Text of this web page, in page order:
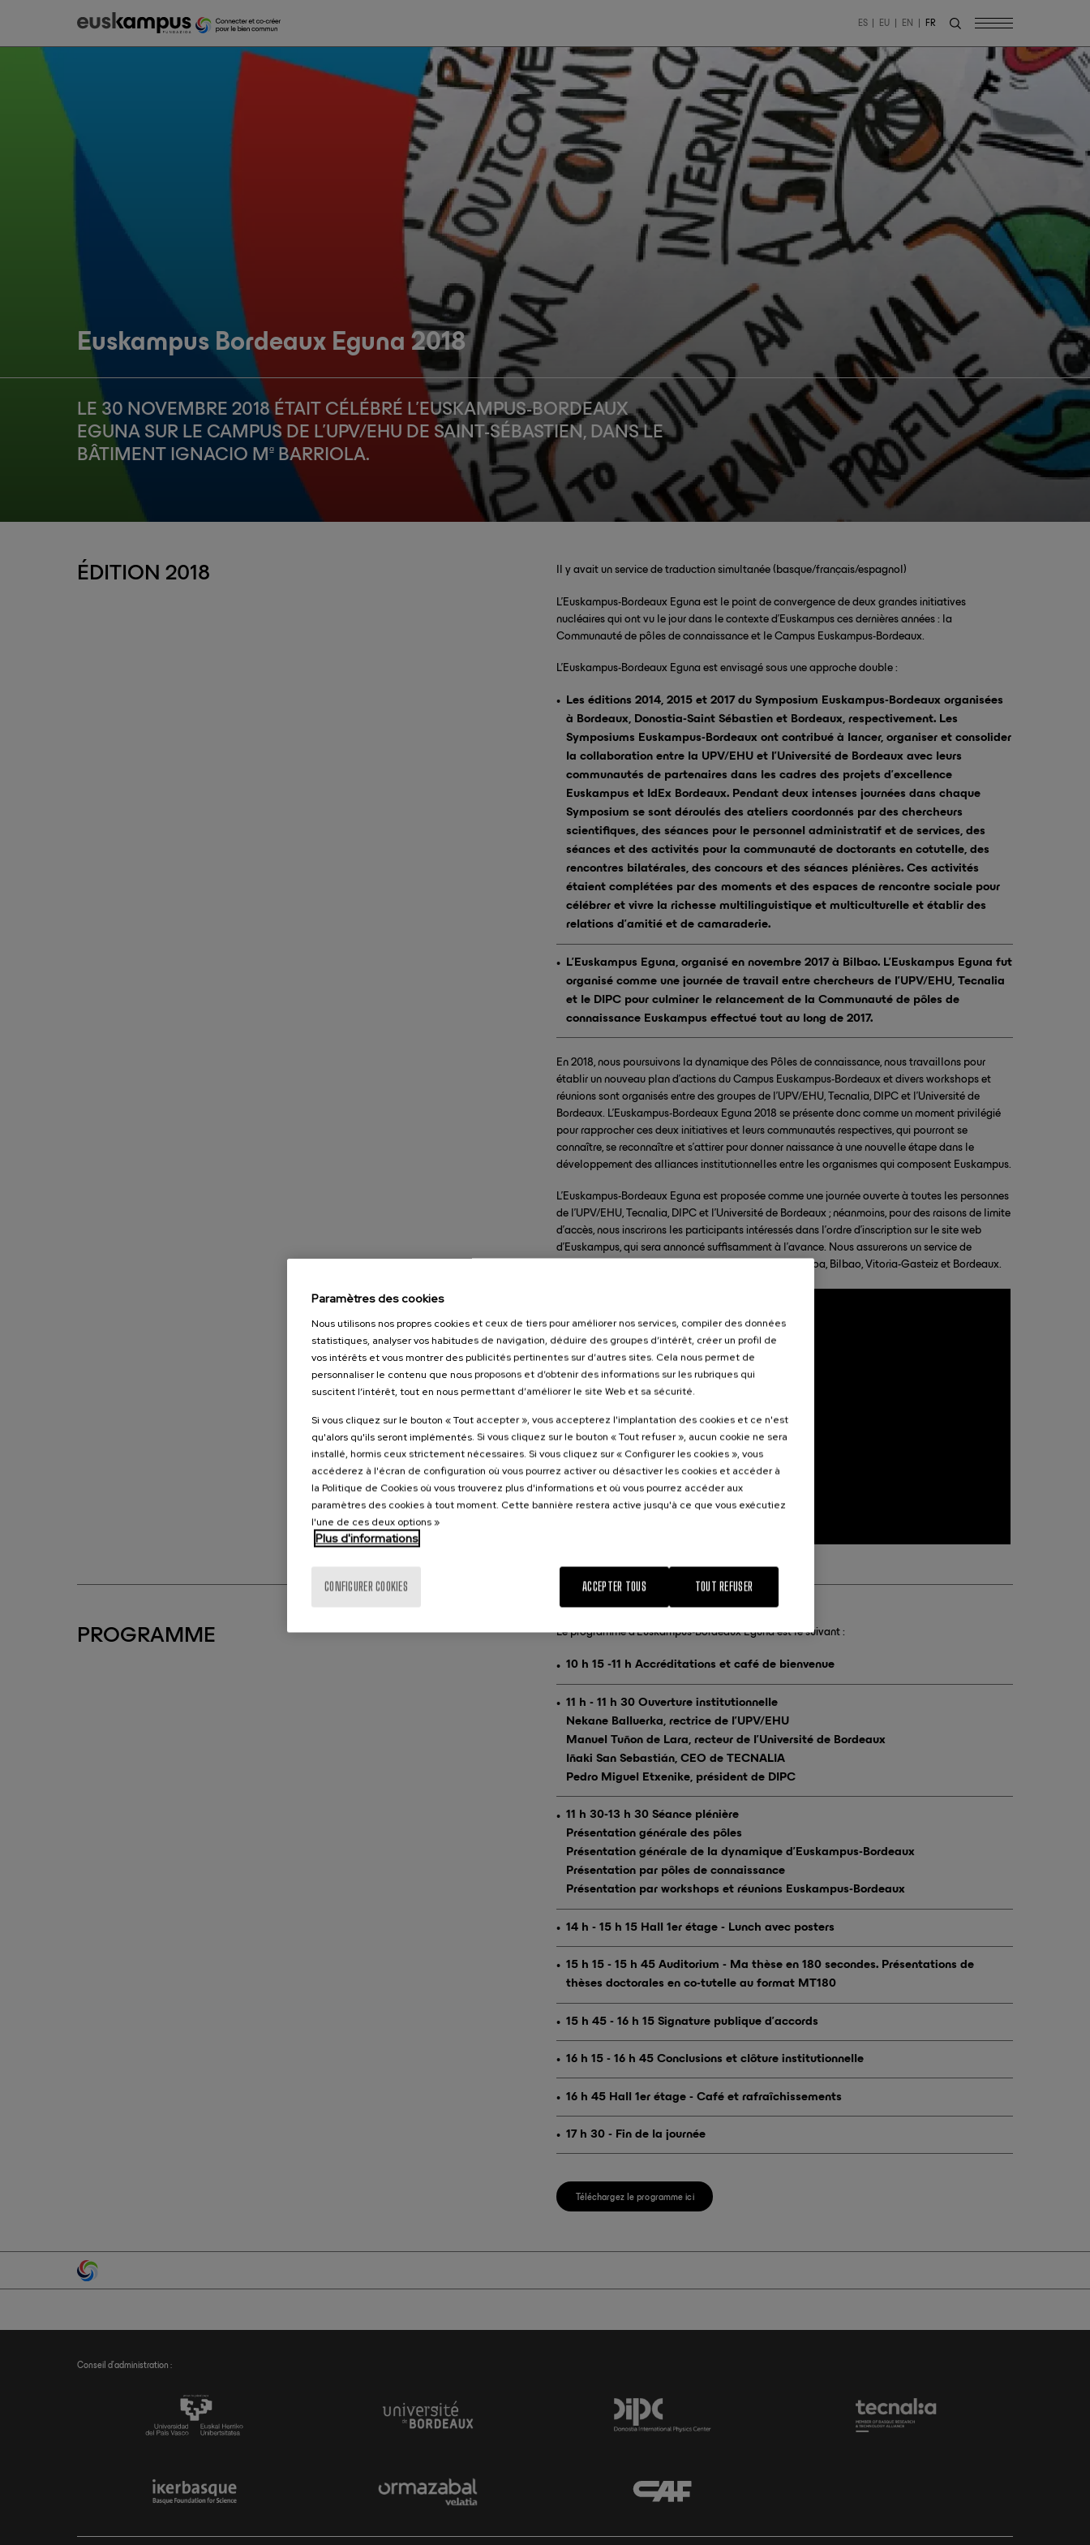
ES EU EN FR
Euskampus Bordeaux Eguna 2018
LE 30 NOVEMBRE 2018 ÉTAIT CÉLÉBRÉ L’EUSKAMPUS-BORDEAUX
EGUNA SUR LE CAMPUS DE L’UPV/EHU DE SAINT-SÉBASTIEN, DANS LE
BÂTIMENT IGNACIO Mª BARRIOLA.
ÉDITION 2018 Il y avait un service de traduction simultanée (basque/français/espagnol)
L’Euskampus-Bordeaux Eguna est le point de convergence de deux grandes initiatives
nucléaires qui ont vu le jour dans le contexte d’Euskampus ces dernières années : la
Communauté de pôles de connaissance et le Campus Euskampus-Bordeaux.
L’Euskampus-Bordeaux Eguna est envisagé sous une approche double :
Les éditions 2014, 2015 et 2017 du Symposium Euskampus-Bordeaux organisées
à Bordeaux, Donostia-Saint Sébastien et Bordeaux, respectivement. Les
Symposiums Euskampus-Bordeaux ont contribué à lancer, organiser et consolider
la collaboration entre la UPV/EHU et l’Université de Bordeaux avec leurs
communautés de partenaires dans les cadres des projets d’excellence
Euskampus et IdEx Bordeaux. Pendant deux intenses journées dans chaque
Symposium se sont déroulés des ateliers coordonnés par des chercheurs
scientifiques, des séances pour le personnel administratif et de services, des
séances et des activités pour la communauté de doctorants en cotutelle, des
rencontres bilatérales, des concours et des séances plénières. Ces activités
étaient complétées par des moments et des espaces de rencontre sociale pour
célébrer et vivre la richesse multilinguistique et multiculturelle et établir des
relations d’amitié et de camaraderie.
L’Euskampus Eguna, organisé en novembre 2017 à Bilbao. L’Euskampus Eguna fut
organisé comme une journée de travail entre chercheurs de l’UPV/EHU, Tecnalia
et le DIPC pour culminer le relancement de la Communauté de pôles de
connaissance Euskampus effectué tout au long de 2017.
En 2018, nous poursuivons la dynamique des Pôles de connaissance, nous travaillons pour
établir un nouveau plan d’actions du Campus Euskampus-Bordeaux et divers workshops et
réunions sont organisés entre des groupes de l’UPV/EHU, Tecnalia, DIPC et l’Université de
Bordeaux. L’Euskampus-Bordeaux Eguna 2018 se présente donc comme un moment privilégié
pour rapprocher ces deux initiatives et leurs communautés respectives, qui pourront se
connaître, se reconnaître et s’attirer pour donner naissance à une nouvelle étape dans le
développement des alliances institutionnelles entre les organismes qui composent Euskampus.
L’Euskampus-Bordeaux Eguna est proposée comme une journée ouverte à toutes les personnes
de l’UPV/EHU, Tecnalia, DIPC et l’Université de Bordeaux ; néanmoins, pour des raisons de limite
d’accès, nous inscrirons les participants intéressés dans l’ordre d’inscription sur le site web
d’Euskampus, qui sera annoncé suffisamment à l’avance. Nous assurerons un service de
transport collectif vers Saint-Sébastien à partir de Leioa, Bilbao, Vitoria-Gasteiz et Bordeaux.
PROGRAMME Le programme d’Euskampus-Bordeaux Eguna est le suivant :
10 h 15 -11 h Accréditations et café de bienvenue
11 h - 11 h 30 Ouverture institutionnelle
Nekane Balluerka, rectrice de l’UPV/EHU
Manuel Tuñon de Lara, recteur de l’Université de Bordeaux
Iñaki San Sebastián, CEO de TECNALIA
Pedro Miguel Etxenike, président de DIPC
11 h 30-13 h 30 Séance plénière
Présentation générale des pôles
Présentation générale de la dynamique d’Euskampus-Bordeaux
Présentation par pôles de connaissance
Présentation par workshops et réunions Euskampus-Bordeaux
14 h - 15 h 15 Hall 1er étage - Lunch avec posters
15 h 15 - 15 h 45 Auditorium - Ma thèse en 180 secondes. Présentations de
thèses doctorales en co-tutelle au format MT180
15 h 45 - 16 h 15 Signature publique d’accords
16 h 15 - 16 h 45 Conclusions et clôture institutionnelle
16 h 45 Hall 1er étage - Café et rafraîchissements
17 h 30 - Fin de la journée
Téléchargez le programme ici
Conseil d’administration :
Paramètres des cookies
Nous utilisons nos propres cookies et ceux de tiers pour améliorer nos services, compiler des données
statistiques, analyser vos habitudes de navigation, déduire des groupes d’intérêt, créer un profil de
vos intérêts et vous montrer des publicités pertinentes sur d’autres sites. Cela nous permet de
personnaliser le contenu que nous proposons et d’obtenir des informations sur les rubriques qui
suscitent l’intérêt, tout en nous permettant d’améliorer le site Web et sa sécurité.
Si vous cliquez sur le bouton « Tout accepter », vous accepterez l'implantation des cookies et ce n'est
qu'alors qu'ils seront implémentés. Si vous cliquez sur le bouton « Tout refuser », aucun cookie ne sera
installé, hormis ceux strictement nécessaires. Si vous cliquez sur « Configurer les cookies », vous
accéderez à l'écran de configuration où vous pourrez activer ou désactiver les cookies et accéder à
la Politique de Cookies où vous trouverez plus d'informations et où vous pourrez accéder aux
paramètres des cookies à tout moment. Cette bannière restera active jusqu'à ce que vous exécutiez
l'une de ces deux options »
Plus d'informations
CONFIGURER COOKIES TOUT REFUSER
ACCEPTER TOUS